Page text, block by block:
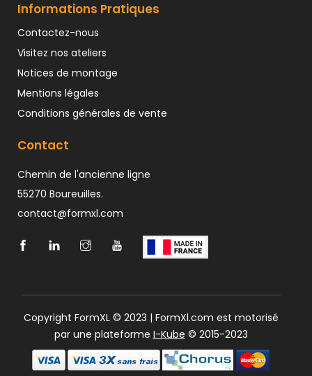
Informations Pratiques
Contactez-nous
Visitez nos ateliers
Notices de montage
Mentions légales
Conditions générales de vente
Contact
Chemin de l'ancienne ligne
55270 Boureuilles.
contact@formxl.com
Copyright FormXL © 2023 | FormXl.com est motorisé
par une plateforme I-Kube © 2015-2023